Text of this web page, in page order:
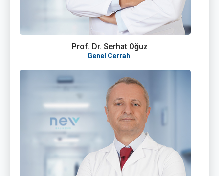
Prof. Dr. Serhat Oğuz
Genel Cerrahi